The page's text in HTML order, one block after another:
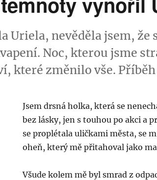
Uriela, nevěděla jsem, že
Noc, kterou jsme
které změnilo vše.
Jsem drsná holka, která se
bez lásky, jen s touhou po akci a
se proplétala uličkami města, se
oheň, který mě přitahoval jako
Všude kolem mě byl smrad z